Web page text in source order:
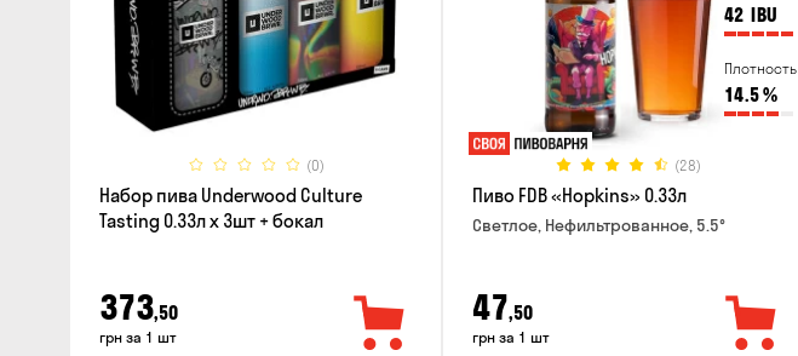
(0)
Набор пива Underwood Culture
Tasting 0.33л x 3шт + бокал
373,50
грн за 1 шт
42 IBU
Плотность
14.5%
(28)
Пиво FDB «Hopkins» 0.33л
Светлое, Нефильтрованное, 5.5°
47,50
грн за 1 шт